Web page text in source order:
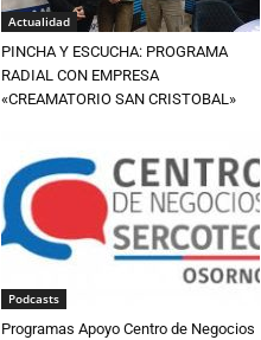
Actualidad
PINCHA Y ESCUCHA: PROGRAMA
RADIAL CON EMPRESA
«CREAMATORIO SAN CRISTOBAL»
Podcasts
Programas Apoyo Centro de Negocios